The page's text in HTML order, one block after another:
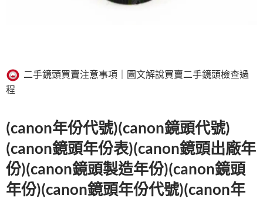
二手鏡頭買賣注意事項｜圖文解說買賣二手鏡頭檢查過
程
(canon年份代號)(canon鏡頭代號)
(canon鏡頭年份表)(canon鏡頭出廠年
份)(canon鏡頭製造年份)(canon鏡頭
年份)(canon鏡頭年份代號)(canon年